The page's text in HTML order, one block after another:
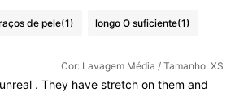
Seguidores
de pele(1) longo O suficiente(1)
Cor: Lavagem Média / Tamanho: XS
unreal .They havestretchonthemand